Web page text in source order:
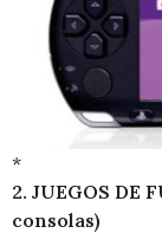
*
2. JUEGOS DE
consolas)